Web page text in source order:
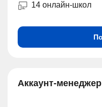
14 онлайн-школ
Аккаунт-менеджер